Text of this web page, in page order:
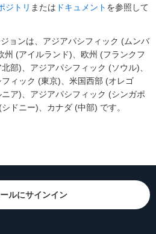
ジトリ または ドキュメント を参照して
ョンは、アジアパシフィック (ムンバ
州 (アイルランド)、欧州 (フランクフ
部)、アジアパシフィック (ソウル)、
ィック (東京)、米国西部 (オレゴ
ア)、アジアパシフィック (シンガポ
ドニー)、カナダ (中部) です。
ルにサインイン